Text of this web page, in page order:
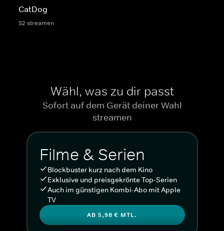
CatDog
S2 streamen
Wähl, was zu dir passt
Sofort auf dem Gerät deiner Wahl
streamen
Filme & Serien
Blockbuster kurz nach dem Kino
Exklusive und preisgekrönte Top-Serien
Auch im günstigen Kombi-Abo mit Apple
TV
AB 5,98 € MTL.